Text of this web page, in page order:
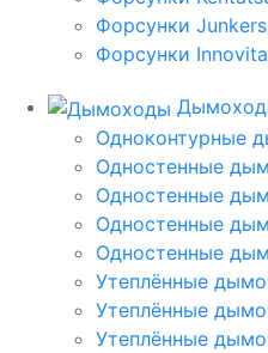
Форсунки
Форсунки Innovita
Одноконтурные
Одностенные
Одностенные
Одностенные
Одностенные
Утеплённые
Утеплённые
Утеплённые